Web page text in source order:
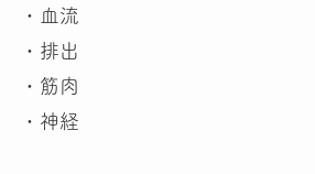
・血流
・排出
・筋肉
・神経